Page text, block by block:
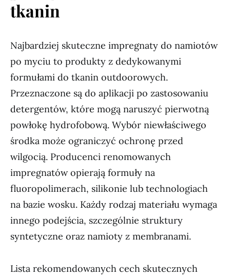
tkanin
Najbardziej skuteczne impregnaty do namiotów
po myciu to produkty z dedykowanymi
formułami do tkanin outdoorowych.
Przeznaczone są do aplikacji po zastosowaniu
detergentów, które mogą naruszyć pierwotną
powłokę hydrofobową. Wybór niewłaściwego
środka może ograniczyć ochronę przed
wilgocią. Producenci renomowanych
impregnatów opierają formuły na
fluoropolimerach, silikonie lub technologiach
na bazie wosku. Każdy rodzaj materiału wymaga
innego podejścia, szczególnie struktury
syntetyczne oraz namioty z membranami.
Lista rekomendowanych cech skutecznych